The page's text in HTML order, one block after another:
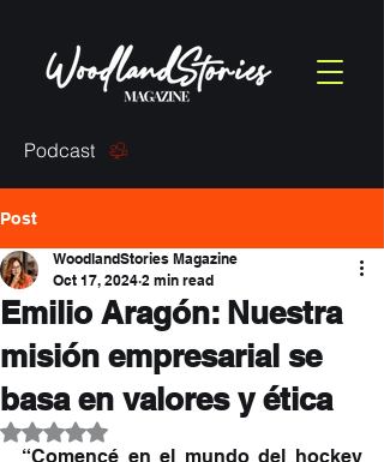
Podcast
Post
Emilio Aragón: Nuestra
misión empresarial se
basa en valores y ética
WoodlandStories Magazine
Oct 17, 2024 2 min read
Rated NaN out of 5 stars.
“Comencé en el mundo del hockey